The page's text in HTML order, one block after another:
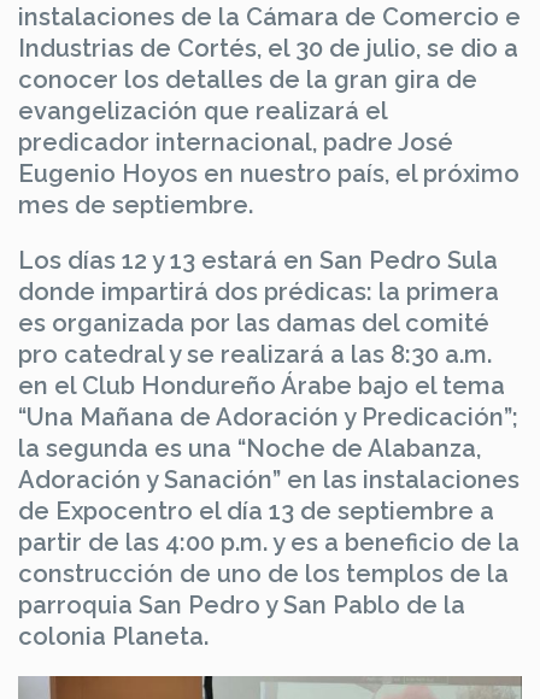
instalaciones de la Cámara de Comercio e
Industrias de Cortés, el 30 de julio, se dio a
conocer los detalles de la gran gira de
evangelización que realizará el
predicador internacional, padre José
Eugenio Hoyos en nuestro país, el próximo
mes de septiembre.
Los días 12 y 13 estará en San Pedro Sula
donde impartirá dos prédicas: la primera
es organizada por las damas del comité
pro catedral y se realizará a las 8:30 a.m.
en el Club Hondureño Árabe bajo el tema
“Una Mañana de Adoración y Predicación”;
la segunda es una “Noche de Alabanza,
Adoración y Sanación” en las instalaciones
de Expocentro el día 13 de septiembre a
partir de las 4:00 p.m. y es a beneficio de la
construcción de uno de los templos de la
parroquia San Pedro y San Pablo de la
colonia Planeta.